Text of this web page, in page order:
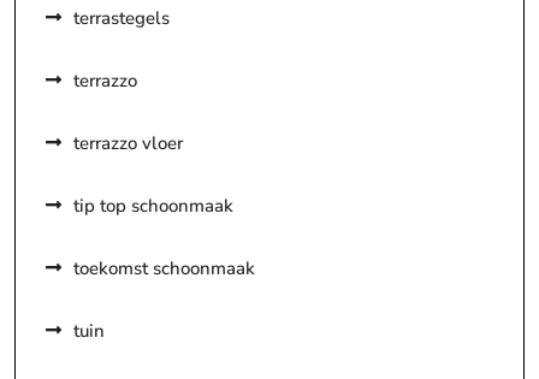
terrastegels
terrazzo
terrazzo vloer
tip top schoonmaak
toekomst schoonmaak
tuin